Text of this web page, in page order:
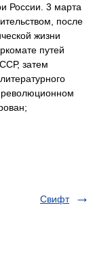
России. 3 марта
после
жизни
путей
затем
революционном
Свифт